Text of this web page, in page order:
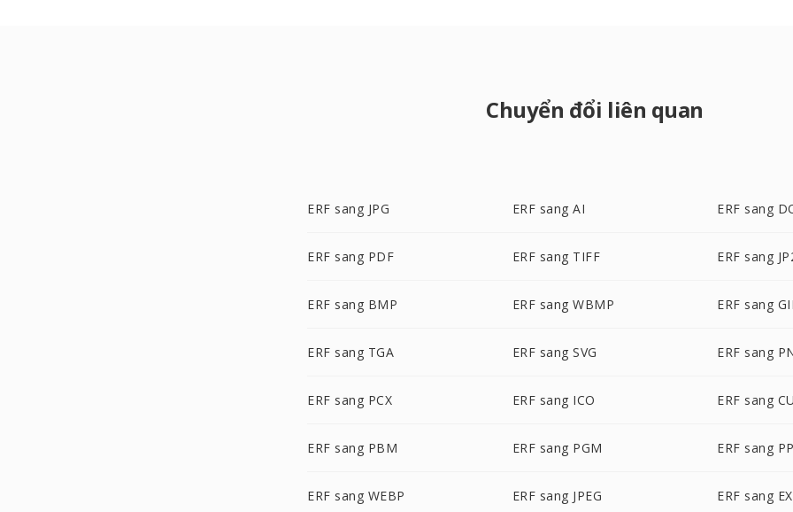
Chuyển đổi liên quan
ERF sang JPG ERF sang AI ERF sang
ERF sang PDF ERF sang TIFF ERF sang
ERF sang BMP ERF sang WBMP ERF sang
ERF sang TGA ERF sang SVG ERF sang
ERF sang PCX ERF sang ICO ERF sang
ERF sang PBM ERF sang PGM ERF sang
ERF sang WEBP ERF sang JPEG ERF sang